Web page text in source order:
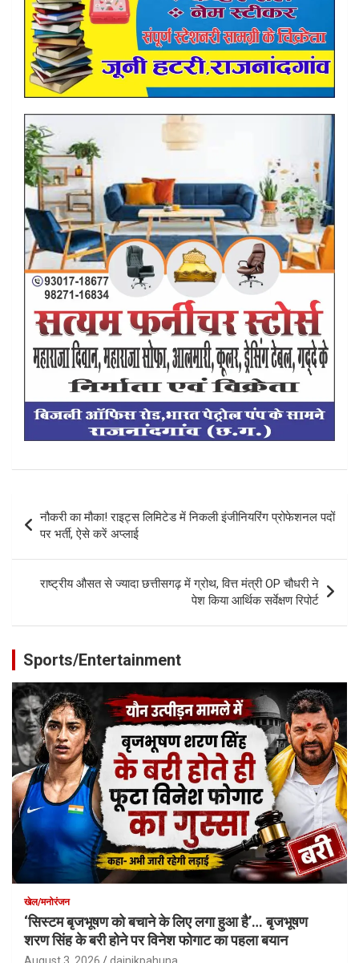
Post
navigation
नौकरी का मौका! राइट्स लिमिटेड में निकली इंजीनियरिंग प्रोफेशनल पदों
पर भर्ती, ऐसे करें अप्लाई
राष्ट्रीय औसत से ज्यादा छत्तीसगढ़ में ग्रोथ, वित्त मंत्री OP चौधरी ने
पेश किया आर्थिक सर्वेक्षण रिपोर्ट
Sports/Entertainment
खेल/मनोरंजन
‘सिस्टम बृजभूषण को बचाने के लिए लगा हुआ है’… बृजभूषण
शरण सिंह के बरी होने पर विनेश फोगाट का पहला बयान